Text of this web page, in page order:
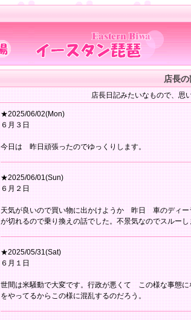
店長
店長日記みたいなもので、思
★2025/06/02(Mon)
６月３日
今日は 昨日頑張ったのでゆっくりします。
★2025/06/01(Sun)
６月２日
天気が良いので買い物に出かけようか 昨日 車のディ
が切れるので乗り換えの話でした。不景気なのでスルーし
★2025/05/31(Sat)
６月１日
世間は米騒動で大変です。行政が悪くて この様な事態
をやってるからこの様に混乱するのだろう。